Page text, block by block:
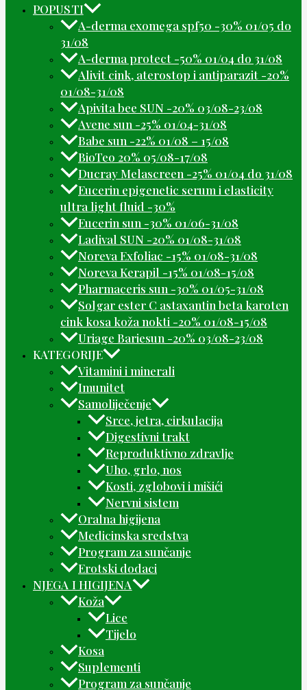
POPUSTI
A-derma exomega spf50 -30% 01/05 do
31/08
A-derma protect -50% 01/04 do 31/08
Alivit cink, aterostop i antiparazit -20%
01/08-31/08
Apivita bee SUN -20% 03/08-23/08
Avene sun -25% 01/04-31/08
Babe sun -22% 01/08 – 15/08
BioTeo 20% 05/08-17/08
Ducray Melascreen -25% 01/04 do 31/08
Eucerin epigenetic serum i elasticity
ultra light fluid -30%
Eucerin sun -30% 01/06-31/08
Ladival SUN -20% 01/08-31/08
Noreva Exfoliac -15% 01/08-31/08
Noreva Kerapil -15% 01/08-15/08
Pharmaceris sun -30% 01/05-31/08
Solgar ester C astaxantin beta karoten
cink kosa koža nokti -20% 01/08-15/08
Uriage Bariesun -20% 03/08-23/08
KATEGORIJE
Vitamini i minerali
Imunitet
Samoliječenje
Srce, jetra, cirkulacija
Digestivni trakt
Reproduktivno zdravlje
Uho, grlo, nos
Kosti, zglobovi i mišići
Nervni sistem
Oralna higijena
Medicinska sredstva
Program za sunčanje
Erotski dodaci
NJEGA I HIGIJENA
Koža
Lice
Tijelo
Kosa
Suplementi
Program za sunčanje